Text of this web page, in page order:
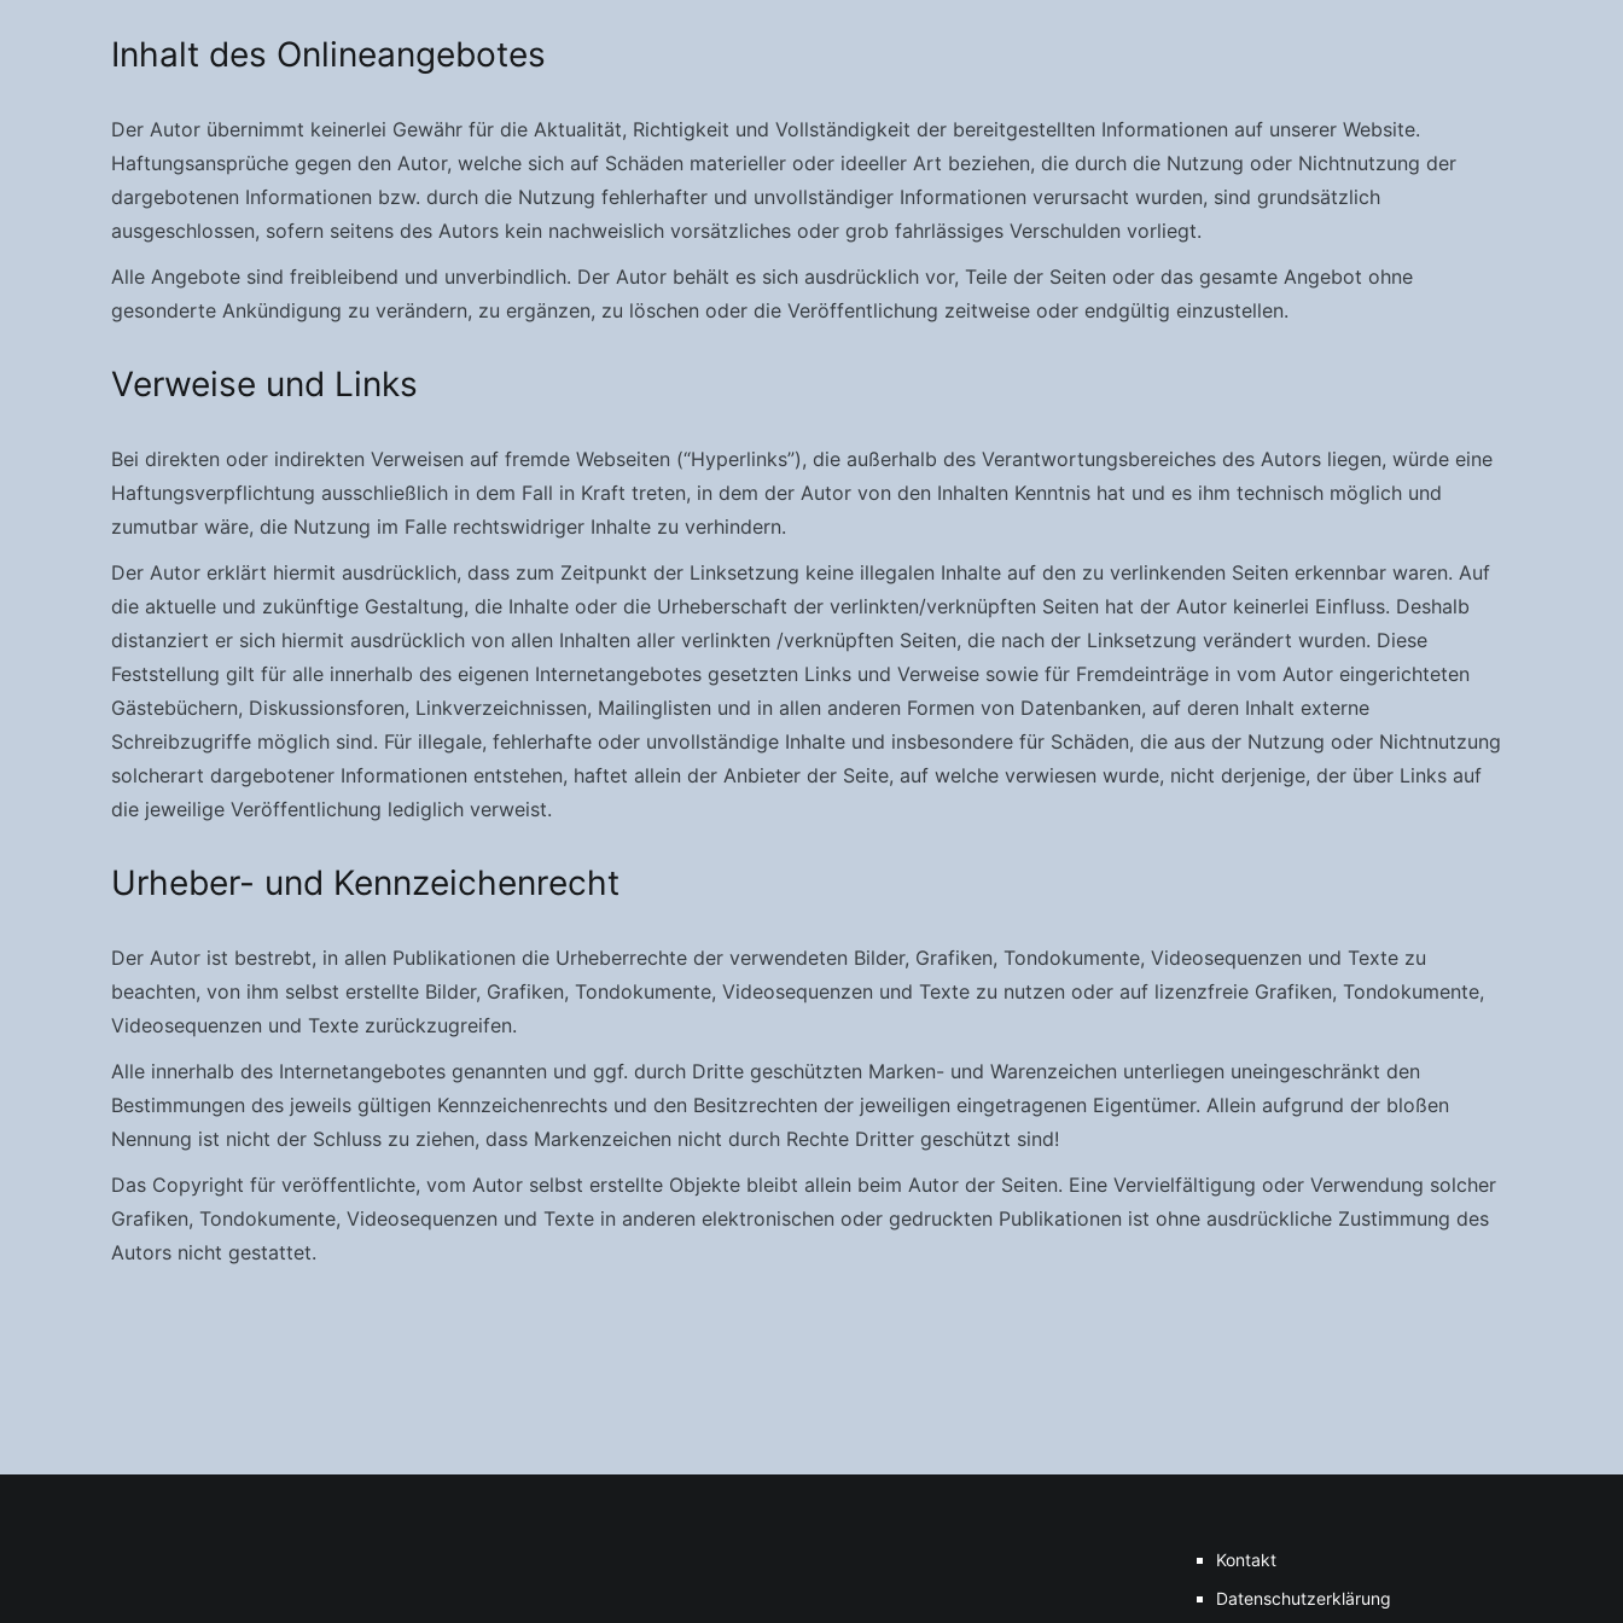
Inhalt des Onlineangebotes
Der Autor übernimmt keinerlei Gewähr für die Aktualität, Richtigkeit und Vollständigkeit der bereitgestellten Informationen auf unserer Website.
Haftungsansprüche gegen den Autor, welche sich auf Schäden materieller oder ideeller Art beziehen, die durch die Nutzung oder Nichtnutzung der
dargebotenen Informationen bzw. durch die Nutzung fehlerhafter und unvollständiger Informationen verursacht wurden, sind grundsätzlich
ausgeschlossen, sofern seitens des Autors kein nachweislich vorsätzliches oder grob fahrlässiges Verschulden vorliegt.
Alle Angebote sind freibleibend und unverbindlich. Der Autor behält es sich ausdrücklich vor, Teile der Seiten oder das gesamte Angebot ohne
gesonderte Ankündigung zu verändern, zu ergänzen, zu löschen oder die Veröffentlichung zeitweise oder endgültig einzustellen.
Verweise und Links
Bei direkten oder indirekten Verweisen auf fremde Webseiten (“Hyperlinks”), die außerhalb des Verantwortungsbereiches des Autors liegen, würde eine
Haftungsverpflichtung ausschließlich in dem Fall in Kraft treten, in dem der Autor von den Inhalten Kenntnis hat und es ihm technisch möglich und
zumutbar wäre, die Nutzung im Falle rechtswidriger Inhalte zu verhindern.
Der Autor erklärt hiermit ausdrücklich, dass zum Zeitpunkt der Linksetzung keine illegalen Inhalte auf den zu verlinkenden Seiten erkennbar waren. Auf
die aktuelle und zukünftige Gestaltung, die Inhalte oder die Urheberschaft der verlinkten/verknüpften Seiten hat der Autor keinerlei Einfluss. Deshalb
distanziert er sich hiermit ausdrücklich von allen Inhalten aller verlinkten /verknüpften Seiten, die nach der Linksetzung verändert wurden. Diese
Feststellung gilt für alle innerhalb des eigenen Internetangebotes gesetzten Links und Verweise sowie für Fremdeinträge in vom Autor eingerichteten
Gästebüchern, Diskussionsforen, Linkverzeichnissen, Mailinglisten und in allen anderen Formen von Datenbanken, auf deren Inhalt externe
Schreibzugriffe möglich sind. Für illegale, fehlerhafte oder unvollständige Inhalte und insbesondere für Schäden, die aus der Nutzung oder Nichtnutzung
solcherart dargebotener Informationen entstehen, haftet allein der Anbieter der Seite, auf welche verwiesen wurde, nicht derjenige, der über Links auf
die jeweilige Veröffentlichung lediglich verweist.
Urheber- und Kennzeichenrecht
Der Autor ist bestrebt, in allen Publikationen die Urheberrechte der verwendeten Bilder, Grafiken, Tondokumente, Videosequenzen und Texte zu
beachten, von ihm selbst erstellte Bilder, Grafiken, Tondokumente, Videosequenzen und Texte zu nutzen oder auf lizenzfreie Grafiken, Tondokumente,
Videosequenzen und Texte zurückzugreifen.
Alle innerhalb des Internetangebotes genannten und ggf. durch Dritte geschützten Marken- und Warenzeichen unterliegen uneingeschränkt den
Bestimmungen des jeweils gültigen Kennzeichenrechts und den Besitzrechten der jeweiligen eingetragenen Eigentümer. Allein aufgrund der bloßen
Nennung ist nicht der Schluss zu ziehen, dass Markenzeichen nicht durch Rechte Dritter geschützt sind!
Das Copyright für veröffentlichte, vom Autor selbst erstellte Objekte bleibt allein beim Autor der Seiten. Eine Vervielfältigung oder Verwendung solcher
Grafiken, Tondokumente, Videosequenzen und Texte in anderen elektronischen oder gedruckten Publikationen ist ohne ausdrückliche Zustimmung des
Autors nicht gestattet.
Kontakt
Datenschutzerklärung